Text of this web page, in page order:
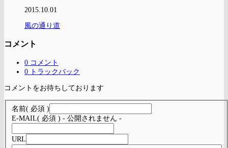
2015.10.01
風の通り道
コメント
0 コメント
0 トラックバック
コメントをお待ちしております
名前( 必須 )
E-MAIL( 必須 ) - 公開されません -
URL